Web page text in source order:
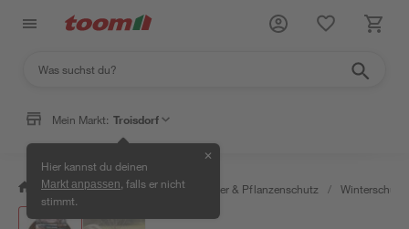
Mein Markt: Troisdorf
Hier kannst du deinen
Markt anpassen , falls er nicht
stimmt.
✕
/ Garten & Freizeit / Erden, Dünger & Pflanzenschutz / Winterschutz